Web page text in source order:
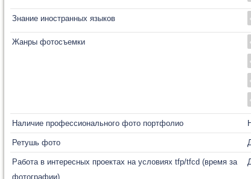
Знание иностранных языков
Жанры фотосъемки
Наличие профессионального фото портфолио
Ретушь фото
Работа в интересных проектах на условиях tfp/tfcd (время за
фотографии)